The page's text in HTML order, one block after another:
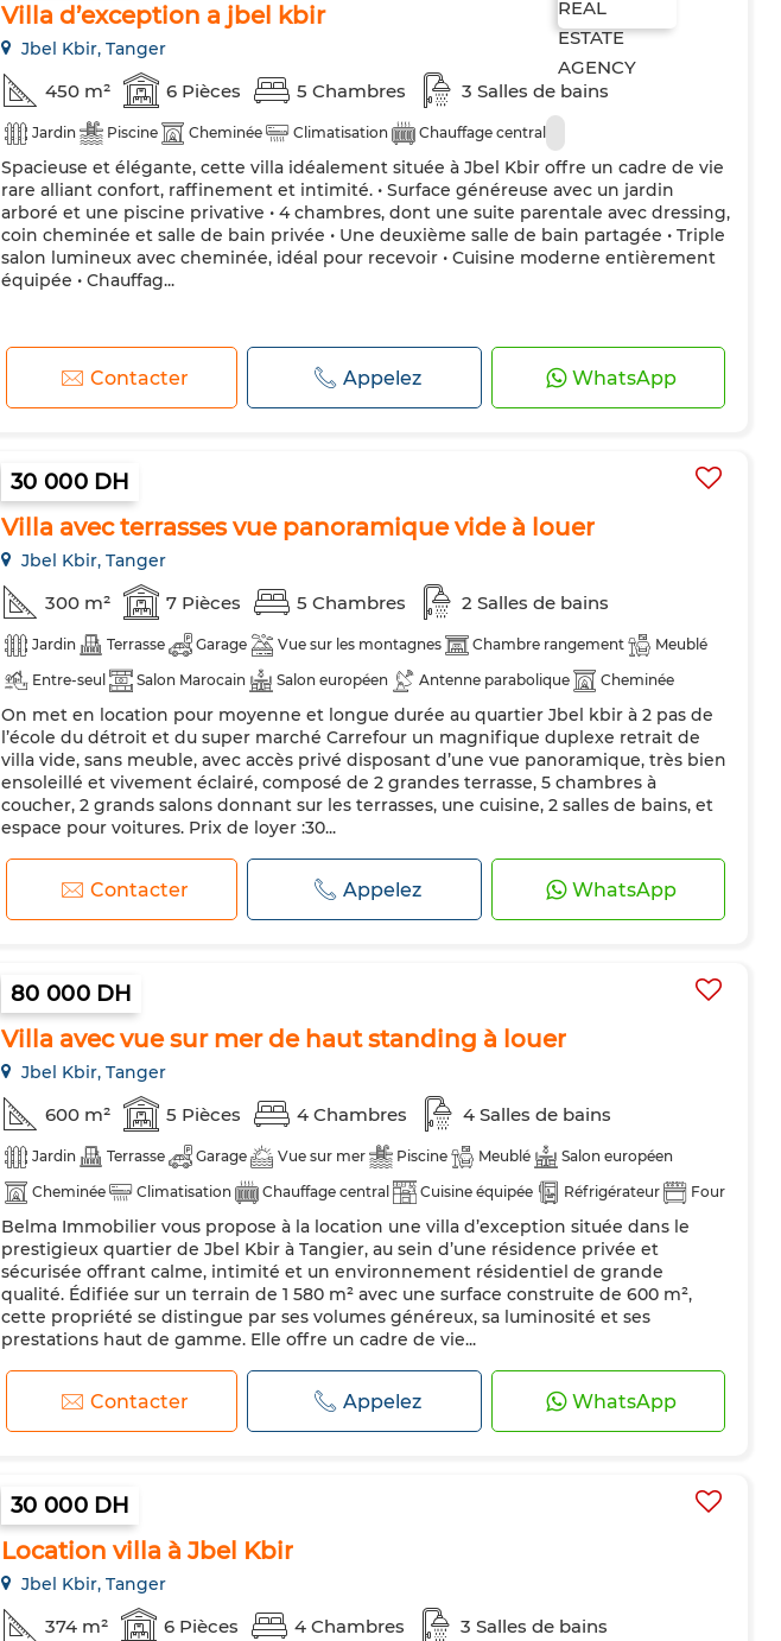
Villa d’exception a jbel kbir
Jbel Kbir, Tanger
450 m² 6 Pièces 5 Chambres 3 Salles de bains
Jardin Piscine Cheminée Climatisation Chauffage central
Spacieuse et élégante, cette villa idéalement située à Jbel Kbir offre un cadre de vie
rare alliant confort, raffinement et intimité. • Surface généreuse avec un jardin
arboré et une piscine privative • 4 chambres, dont une suite parentale avec dressing,
coin cheminée et salle de bain privée • Une deuxième salle de bain partagée • Triple
salon lumineux avec cheminée, idéal pour recevoir • Cuisine moderne entièrement
équipée • Chauffag...
Contacter Appelez WhatsApp
30 000 DH
Villa avec terrasses vue panoramique vide à louer
Jbel Kbir, Tanger
300 m² 7 Pièces 5 Chambres 2 Salles de bains
Jardin Terrasse Garage Vue sur les montagnes Chambre rangement
Meublé
Entre-seul
Salon Marocain Salon européen Antenne parabolique
Cheminée
Climatisation
Sécurité Porte blindée
Cuisine équipée
Animaux domestiques autorisés
On met en location pour moyenne et longue durée au quartier Jbel kbir à 2 pas de
l’école du détroit et du super marché Carrefour un magnifique duplexe retrait de
villa vide, sans meuble, avec accès privé disposant d’une vue panoramique, très bien
ensoleillé et vivement éclairé, composé de 2 grandes terrasse, 5 chambres à
coucher, 2 grands salons donnant sur les terrasses, une cuisine, 2 salles de bains, et
espace pour voitures. Prix de loyer :30...
Contacter Appelez WhatsApp
80 000 DH
Villa avec vue sur mer de haut standing à louer
Jbel Kbir, Tanger
600 m² 5 Pièces 4 Chambres 4 Salles de bains
Jardin Terrasse Garage Vue sur mer Piscine Meublé
Salon européen
Cheminée
Climatisation Chauffage central Cuisine équipée Réfrigérateur
Four
TV
Machine à laver
Belma Immobilier vous propose à la location une villa d’exception située dans le
prestigieux quartier de Jbel Kbir à Tangier, au sein d’une résidence privée et
sécurisée offrant calme, intimité et un environnement résidentiel de grande
qualité. Édifiée sur un terrain de 1 580 m² avec une surface construite de 600 m²,
cette propriété se distingue par ses volumes généreux, sa luminosité et ses
prestations haut de gamme. Elle offre un cadre de vie...
Contacter Appelez WhatsApp
30 000 DH
Location villa à Jbel Kbir
Jbel Kbir, Tanger
374 m² 6 Pièces 4 Chambres 3 Salles de bains